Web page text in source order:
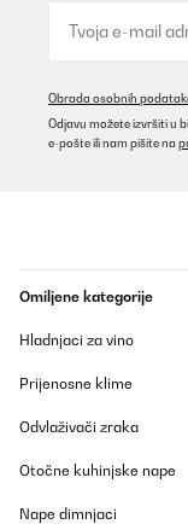
Obrada osobnih
Odjavu možete izvršiti u
e-pošte ili nam pišite na
Omiljene kategorije
Hladnjaci za vino
Prijenosne klime
Odvlaživači zraka
Otočne kuhinjske nape
Nape dimnjaci